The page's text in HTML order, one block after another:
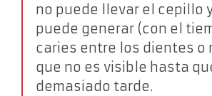
no puede llevar el cepillo
puede generar (con el
caries entre los dientes o
que no es visible hasta
demasiado tarde.